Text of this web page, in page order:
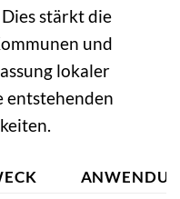
stärkt die
und
lokaler
entstehenden